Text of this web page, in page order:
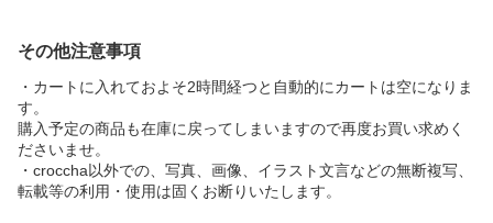
その他注意事項
・カートに入れておよそ2時間経つと自動的にカートは空になりま
す。
購入予定の商品も在庫に戻ってしまいますので再度お買い求めく
ださいませ。
・croccha以外での、写真、画像、イラスト文言などの無断複写、
転載等の利用・使用は固くお断りいたします。